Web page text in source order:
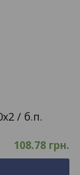
/ б.п.
108.78 грн.